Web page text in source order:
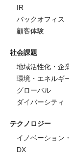
IR
バックオフィス
顧客体験
社会課題
地域活性化・企
環境・エネルギ
グローバル
ダイバーシティ
テクノロジー
イノベーション
DX